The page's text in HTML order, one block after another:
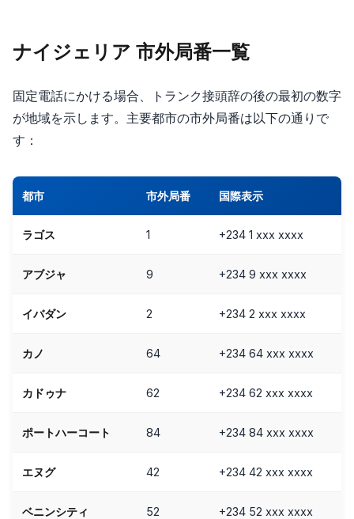
ナイジェリア 市外局番一覧
固定電話にかける場合、トランク接頭辞の後の最初の数字
が地域を示します。主要都市の市外局番は以下の通りで
す：
都市 市外局番 国際表示
ラゴス 1 +234 1 xxx xxxx
アブジャ 9 +234 9 xxx xxxx
イバダン 2 +234 2 xxx xxxx
カノ 64 +234 64 xxx xxxx
カドゥナ 62 +234 62 xxx xxxx
ポートハーコート 84 +234 84 xxx xxxx
エヌグ 42 +234 42 xxx xxxx
ベニンシティ 52 +234 52 xxx xxxx